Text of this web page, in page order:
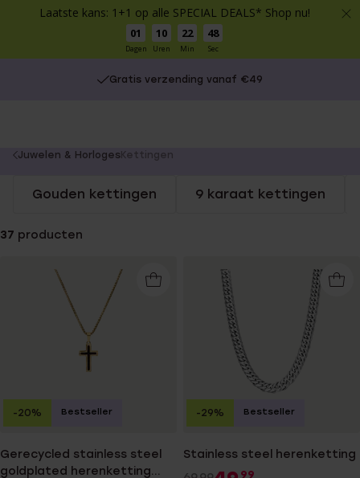
Laatste kans: 1+1 op alle SPECIAL DEALS* Shop nu!
01
Dagen
10
Uren
22
Min
48
Sec
Gratis verzending vanaf €49
You
here:
Juwelen & Horloges Kettingen
Gouden kettingen 9 karaat kettingen
37 producten
Gerecycled stainless steel
goldplated herenketting
-20% Bestseller
Stainless steel herenketting
99
-29% Bestseller